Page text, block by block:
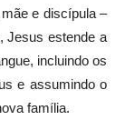
e discípula –
Jesus estende a
incluindo os
e assumindo o
família.